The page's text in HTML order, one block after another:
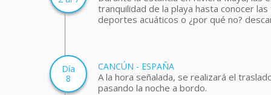
tranquilidad de la playa hasta conocer
deportes acuáticos o ¿por qué no?
Día
8
CANCÚN - ESPAÑA
A la hora señalada, se realizará el
pasando la noche a bordo.